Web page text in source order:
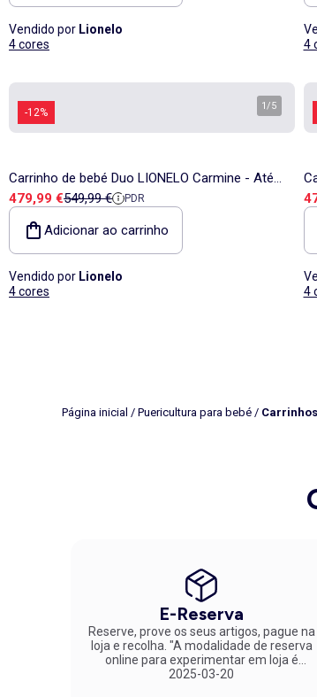
Vendido por Lionelo
4 cores
4
-12%
1/5
Carrinho de bebé Duo LIONELO Carmine - Até
22 kg - Conjunto com carrinho, alcofa e
acessórios
Preço de venda
479,99 €Preço de referência
549,99 € PDR
Adicionar ao carrinho
Vendido por Lionelo
4 cores
4
Página inicial / Puericultura para bebé /
E-Reserva
Reserve, prove os seus artigos, pague na
loja e recolha. "A modalidade de reserva
online para experimentar em loja é
fantástica. Parabéns pela inovação!"
2025-03-20